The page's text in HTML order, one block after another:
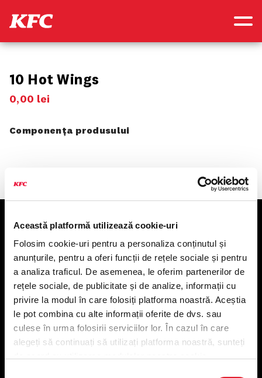
Această platformă utilizează cookie-uri
Folosim cookie-uri pentru a personaliza conținutul și
anunțurile, pentru a oferi funcții de rețele sociale și pentru
a analiza traficul. De asemenea, le oferim partenerilor de
rețele sociale, de publicitate și de analize, informații cu
privire la modul în care folosiți platforma noastră. Aceștia
le pot combina cu alte informații oferite de dvs. sau
culese în urma folosirii serviciilor lor. În cazul în care
alegeți să continuați să utilizați platforma noastră, sunteți
10 Hot Wings
0,00 lei
Componența produsului
KFC
Meniu livrare
Meniu ridicare
Nutriționale și Alergeni
Abonare Newsletter
Contact
Utile
Termeni și condiții